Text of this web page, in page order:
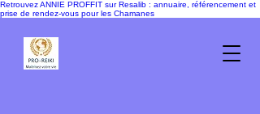
Retrouvez ANNIE PROFFIT sur Resalib : annuaire, référencement et
prise de rendez-vous pour les Chamanes